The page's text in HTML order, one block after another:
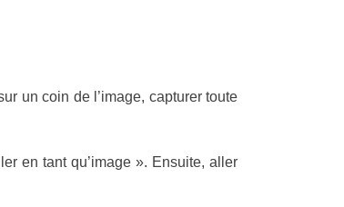
un coin de l’image, capturer toute
en tant qu’image ». Ensuite, aller